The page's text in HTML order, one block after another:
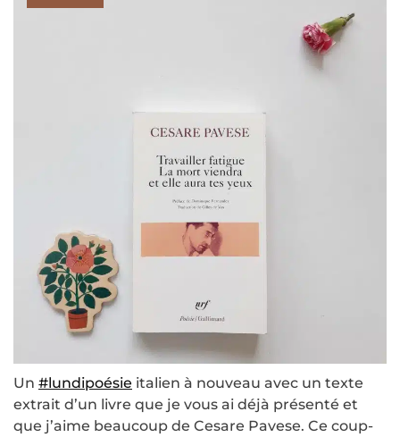
Un #lundipoésie italien à nouveau avec un texte
extrait d’un livre que je vous ai déjà présenté et
que j’aime beaucoup de Cesare Pavese. Ce coup-